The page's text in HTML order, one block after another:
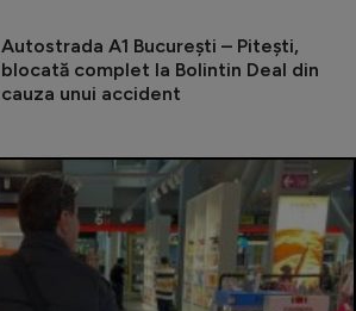
Autostrada A1 București – Pitești,
blocată complet la Bolintin Deal din
cauza unui accident